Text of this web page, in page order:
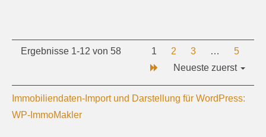
Ergebnisse 1-12 von 58 1 2 3 …
5
Neueste zuerst
Immobiliendaten-Import und Darstellung für WordPress:
WP-ImmoMakler